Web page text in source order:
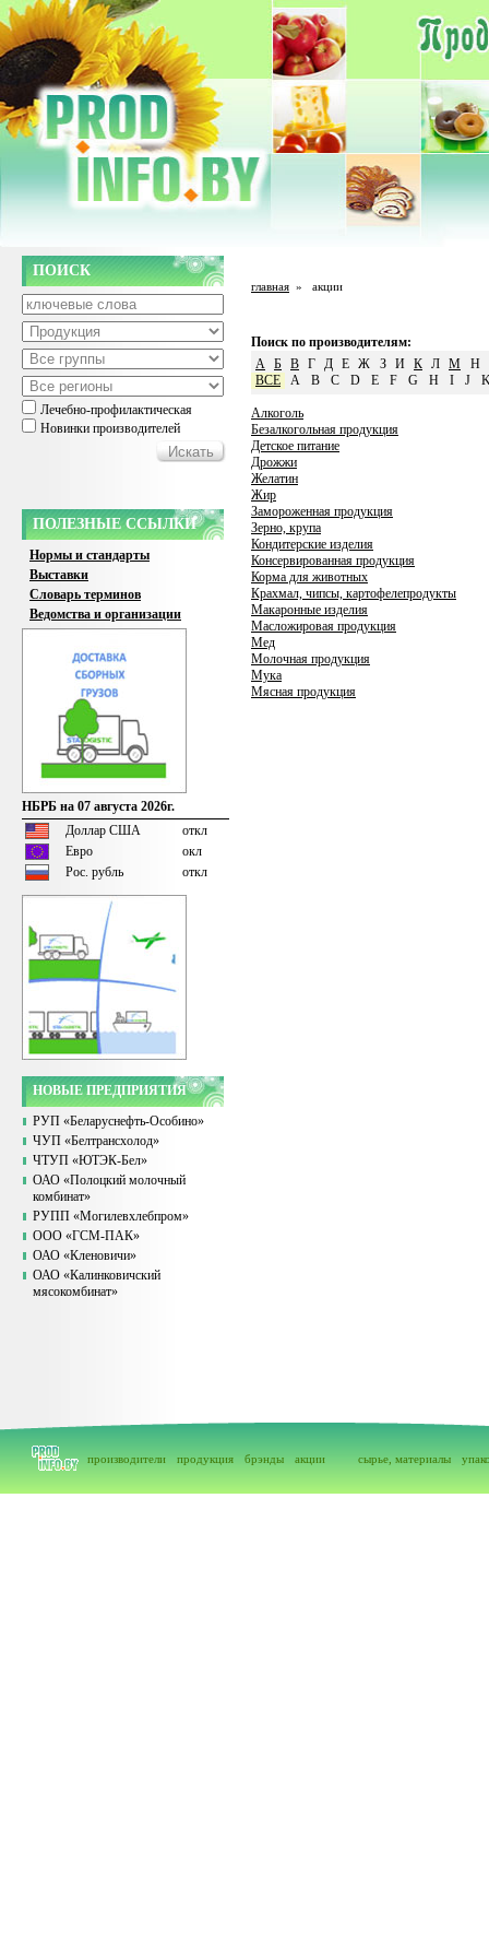
ПОИСК
Лечебно-профилактическая
Новинки производителей
ПОЛЕЗНЫЕ ССЫЛКИ
Нормы и стандарты
Выставки
Словарь терминов
Ведомства и организации
НБРБ на 07 августа 2026г.
Доллар США
откл
Евро
окл
Рос. рубль
откл
НОВЫЕ ПРЕДПРИЯТИЯ
РУП «Беларуснефть-Особино»
ЧУП «Белтрансхолод»
ЧТУП «ЮТЭК-Бел»
ОАО «Полоцкий молочный
комбинат»
РУПП «Могилевхлебпром»
ООО «ГСМ-ПАК»
ОАО «Кленовичи»
ОАО «Калинковичский
мясокомбинат»
главная » акции
Поиск по производителям:
А Б В Г Д Е Ж З И К Л М
Н
ВСЕ
A B C D E F G H I J
Алкоголь
Безалкогольная продукция
Детское питание
Дрожжи
Желатин
Жир
Замороженная продукция
Зерно, крупа
Кондитерские изделия
Консервированная продукция
Корма для животных
Крахмал, чипсы, картофелепродукты
Макаронные изделия
Масложировая продукция
Мед
Молочная продукция
Мука
Мясная продукция
производители продукция брэнды акции сырье, материалы